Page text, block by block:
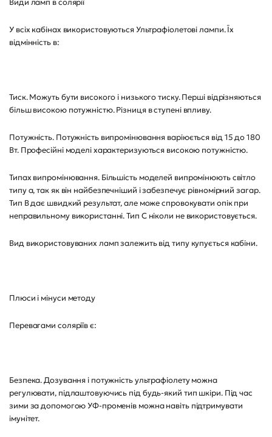
Види ламп в солярії
У всіх кабінах використовуються Ультрафіолетові лампи. Їх
відмінність в:
Тиск. Можуть бути високого і низького тиску. Перші відрізняються
більш високою потужністю. Різниця в ступені впливу.
Потужність. Потужність випромінювання варіюється від 15 до 180
Вт. Професійні моделі характеризуються високою потужністю.
Типах випромінювання. Більшість моделей випромінюють світло
типу а, так як він найбезпечніший і забезпечує рівномірний загар.
Тип В дає швидкий результат, але може спровокувати опік при
неправильному використанні. Тип С ніколи не використовується.
Вид використовуваних ламп залежить від типу купується кабіни.
Плюси і мінуси методу
Перевагами соляріїв є:
Безпека. Дозування і потужність ультрафіолету можна
регулювати, підлаштовуючись під будь-який тип шкіри. Під час
зими за допомогою УФ-променів можна навіть підтримувати
імунітет.